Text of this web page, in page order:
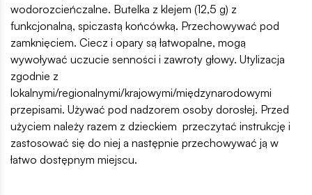
wodorozcieńczalne. Butelka z klejem (12,5 g) z
funkcjonalną, spiczastą końcówką. Przechowywać pod
zamknięciem. Ciecz i opary są łatwopalne, mogą
wywoływać uczucie senności i zawroty głowy. Utylizacja
zgodnie z
lokalnymi/regionalnymi/krajowymi/międzynarodowymi
przepisami. Używać pod nadzorem osoby dorosłej. Przed
użyciem należy razem z dzieckiem przeczytać instrukcję i
zastosować się do niej a następnie przechowywać ją w
łatwo dostępnym miejscu.